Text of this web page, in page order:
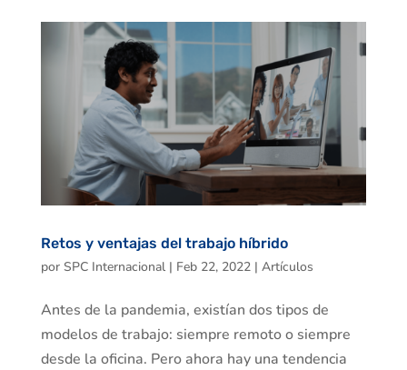
Retos y ventajas del trabajo híbrido
por SPC Internacional| Feb 22, 2022| Artículos
Antes de la pandemia, existían dos tipos de
modelos de trabajo: siempre remoto o siempre
desde la oficina. Pero ahora hay una tendencia